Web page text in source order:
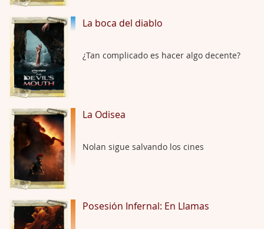
Por: Luar
El señor de las moscas
Por: Luar
Hungry
Por: Croc
Las 10 películas gore de Almas Oscuras
Por: JORDI CRUYFF
Possession
Por: Chupasangre
La boca del diablo
¿Tan complicado es hacer algo decente?
La Odisea
Nolan sigue salvando los cines
Posesión Infernal: En Llamas